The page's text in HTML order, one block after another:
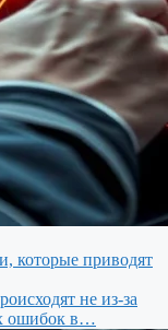
которые приводят
не из-за
ошибок в…